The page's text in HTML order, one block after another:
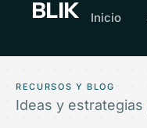
BLIK Inicio
RECURSOS Y BLOG
Ideas y